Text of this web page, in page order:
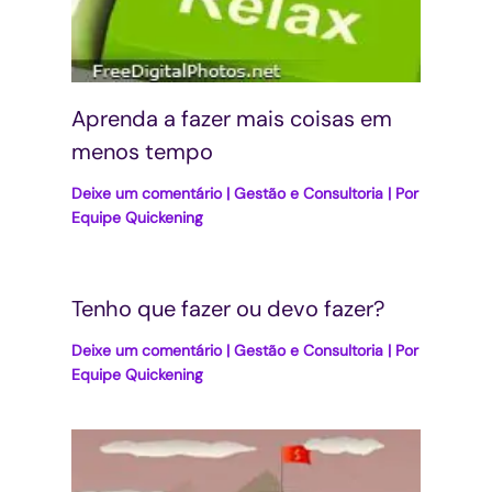
Aprenda a fazer mais coisas em
menos tempo
Deixe um comentário | Gestão e Consultoria | Por
Equipe Quickening
Tenho que fazer ou devo fazer?
Deixe um comentário | Gestão e Consultoria | Por
Equipe Quickening